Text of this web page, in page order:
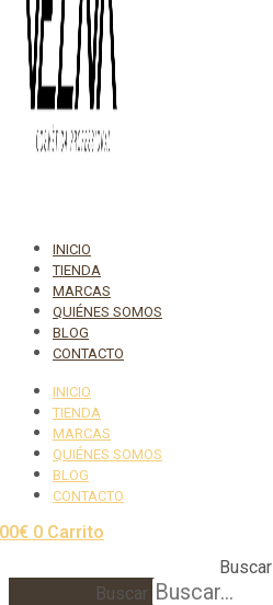
INICIO
TIENDA
MARCAS
QUIÉNES SOMOS
BLOG
CONTACTO
INICIO
TIENDA
MARCAS
QUIÉNES SOMOS
BLOG
CONTACTO
€ 0 Carrito
Buscar
Buscar